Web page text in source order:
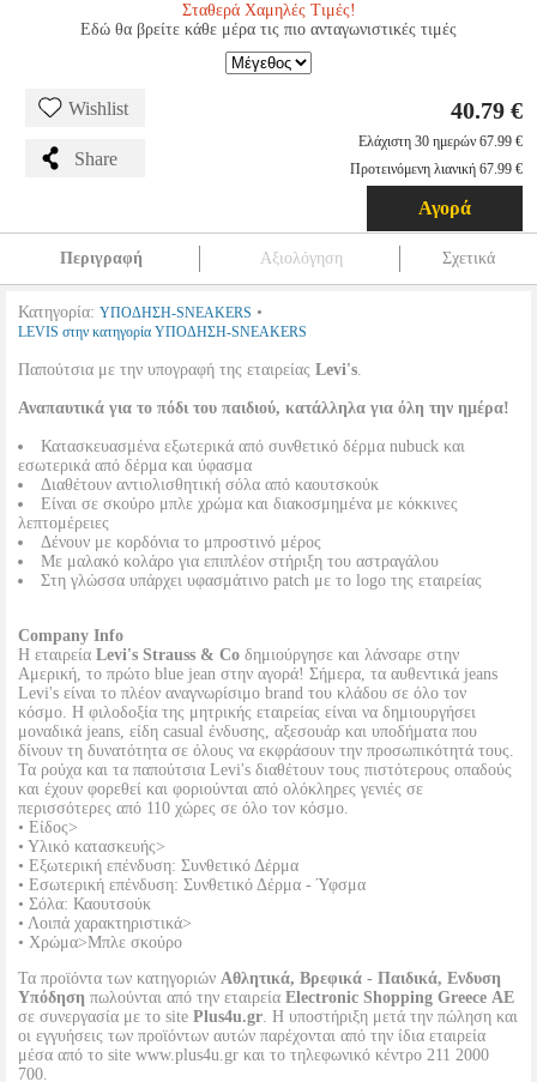
Σταθερά Χαμηλές Τιμές!
Εδώ θα βρείτε κάθε μέρα τις πιο ανταγωνιστικές τιμές
Wishlist
Share
40.79 €
Ελάχιστη 30 ημερών 67.99 €
Προτεινόμενη λιανική 67.99 €
Αγορά
Περιγραφή Αξιολόγηση Σχετικά
Κατηγορία: ΥΠΟΔΗΣΗ-SNEAKERS •
LEVIS στην κατηγορία ΥΠΟΔΗΣΗ-SNEAKERS
Παπούτσια με την υπογραφή της εταιρείας Levi's.
Αναπαυτικά για το πόδι του παιδιού, κατάλληλα για όλη την ημέρα!
Κατασκευασμένα εξωτερικά από συνθετικό δέρμα nubuck και
εσωτερικά από δέρμα και ύφασμα
Διαθέτουν αντιολισθητική σόλα από καουτσκούκ
Είναι σε σκούρο μπλε χρώμα και διακοσμημένα με κόκκινες
λεπτομέρειες
Δένουν με κορδόνια το μπροστινό μέρος
Με μαλακό κολάρο για επιπλέον στήριξη του αστραγάλου
Στη γλώσσα υπάρχει υφασμάτινο patch με το logo της εταιρείας
Company Info
Η εταιρεία Levi's Strauss & Co δημιούργησε και λάνσαρε στην
Αμερική, το πρώτο blue jean στην αγορά! Σήμερα, τα αυθεντικά jeans
Levi's είναι το πλέον αναγνωρίσιμο brand του κλάδου σε όλο τον
κόσμο. Η φιλοδοξία της μητρικής εταιρείας είναι να δημιουργήσει
μοναδικά jeans, είδη casual ένδυσης, αξεσουάρ και υποδήματα που
δίνουν τη δυνατότητα σε όλους να εκφράσουν την προσωπικότητά τους.
Τα ρούχα και τα παπούτσια Levi's διαθέτουν τους πιστότερους οπαδούς
και έχουν φορεθεί και φοριούνται από ολόκληρες γενιές σε
περισσότερες από 110 χώρες σε όλο τον κόσμο.
• Είδος>
• Υλικό κατασκευής>
• Εξωτερική επένδυση: Συνθετικό Δέρμα
• Εσωτερική επένδυση: Συνθετικό Δέρμα - Ύφσμα
• Σόλα: Καουτσούκ
• Λοιπά χαρακτηριστικά>
• Χρώμα>Μπλε σκούρο
Τα προϊόντα των κατηγοριών Αθλητικά, Βρεφικά - Παιδικά, Ενδυση
Υπόδηση πωλούνται από την εταιρεία Electronic Shopping Greece ΑΕ
σε συνεργασία με το site Plus4u.gr. Η υποστήριξη μετά την πώληση και
οι εγγυήσεις των προϊόντων αυτών παρέχονται από την ίδια εταιρεία
μέσα από το site www.plus4u.gr και το τηλεφωνικό κέντρο 211 2000
700.